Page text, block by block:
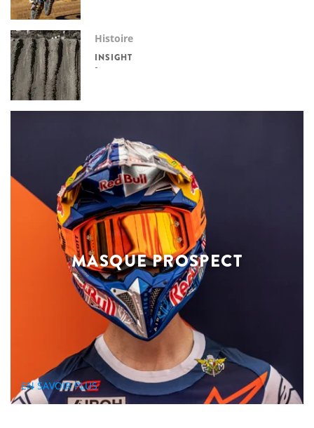
Histoire
INSIGHT
MASQUE PROSPECT
EN SAVOIR PLUS